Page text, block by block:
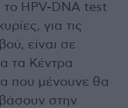
το HPV-DNA test
για τις
είναι σε
τα Κέντρα
που μένουνε θα
στην